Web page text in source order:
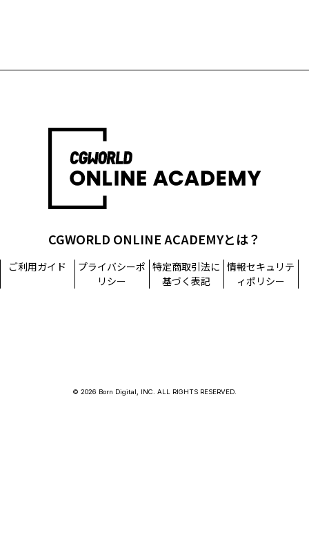
CGWORLD ONLINE ACADEMYとは？
ご利用ガイド
プライバシーポ
リシー
特定商取引法に
基づく表記
情報セキュリテ
ィポリシー
© 2026 Born Digital, INC. ALL RIGHTS RESERVED.